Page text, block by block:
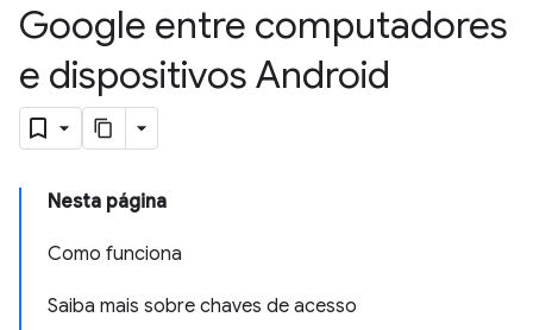
Google entre computadores
e dispositivos Android
Nesta página
Como funciona
Saiba mais sobre chaves de acesso